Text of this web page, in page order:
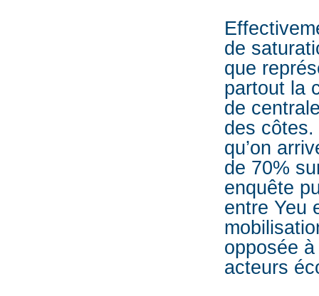
de
que
partout la
de
des côtes.
qu’on
de 70%
enquête
entre Yeu
opposée
acteurs